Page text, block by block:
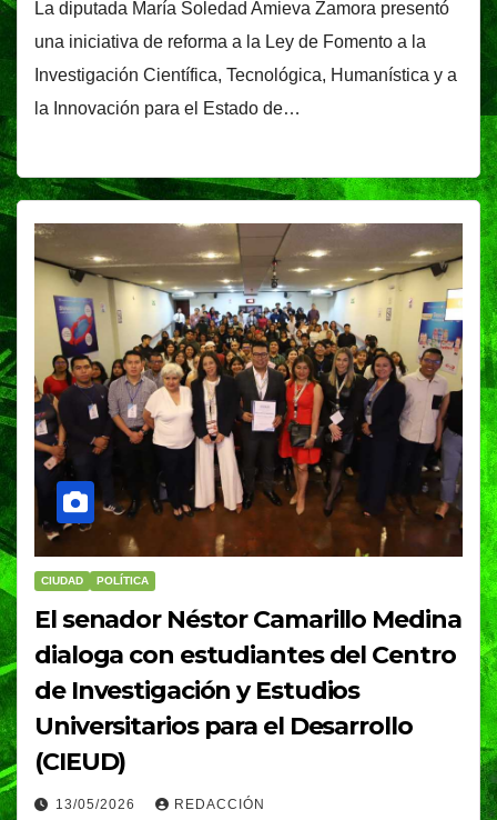
La diputada María Soledad Amieva Zamora presentó
una iniciativa de reforma a la Ley de Fomento a la
Investigación Científica, Tecnológica, Humanística y a
la Innovación para el Estado de…
CIUDAD POLÍTICA
El senador Néstor Camarillo Medina
dialoga con estudiantes del Centro
de Investigación y Estudios
Universitarios para el Desarrollo
(CIEUD)
13/05/2026 REDACCIÓN